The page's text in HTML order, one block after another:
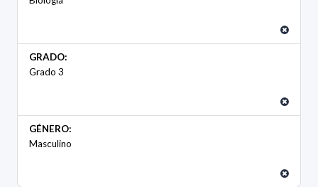
GRADO:
Grado 3
GÉNERO:
Masculino